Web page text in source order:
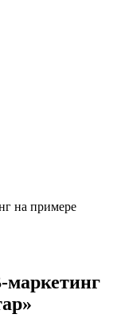
на примере